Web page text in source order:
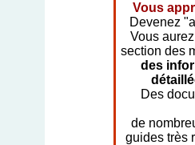
Vous
Devenez
Vous
section des
des
Des
de
guides très